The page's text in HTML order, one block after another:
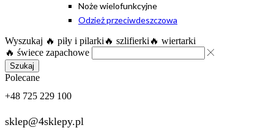
Noże wielofunkcyjne
Odzież przeciwdeszczowa
Wyszukaj 🔥 piły i pilarki 🔥 szlifierki 🔥 wiertarki
🔥 świece zapachowe
Szukaj
Polecane
+48 725 229 100
sklep@4sklepy.pl